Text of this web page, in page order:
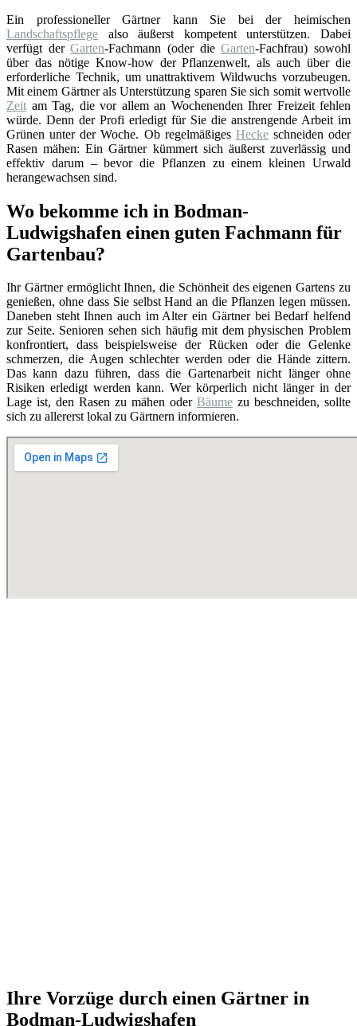
Ein professioneller Gärtner kann Sie bei der heimischen
Landschaftspflege also äußerst kompetent unterstützen. Dabei
verfügt derGarten-Fachmann (oder dieGarten-Fachfrau) sowohl
über das nötige Know-how der Pflanzenwelt, als auch über die
erforderliche Technik, um unattraktivem Wildwuchs vorzubeugen.
Mit einem Gärtner als Unterstützung sparen Sie sich somit wertvolle
Zeit am Tag, die vor allem an Wochenenden Ihrer Freizeit fehlen
würde. Denn der Profi erledigt für Sie die anstrengende Arbeit im
Grünen unter der Woche. Ob regelmäßiges Heckeschneiden oder
Rasen mähen: Ein Gärtner kümmert sich äußerst zuverlässig und
effektiv darum – bevor die Pflanzen zu einem kleinen Urwald
herangewachsen sind.
Wo bekomme ich in Bodman-
Ludwigshafen einen guten Fachmann für
Gartenbau?
Ihr Gärtner ermöglicht Ihnen, die Schönheit des eigenen Gartens zu
genießen, ohne dass Sie selbst Hand an die Pflanzen legen müssen.
Daneben steht Ihnen auch im Alter ein Gärtner bei Bedarf helfend
zur Seite. Senioren sehen sich häufig mit dem physischen Problem
konfrontiert, dass beispielsweise der Rücken oder die Gelenke
schmerzen, die Augen schlechter werden oder die Hände zittern.
Das kann dazu führen, dass die Gartenarbeit nicht länger ohne
Risiken erledigt werden kann. Wer körperlich nicht länger in der
Lage ist, den Rasen zu mähen oder Bäume zu beschneiden, sollte
sich zu allererst lokal zu Gärtnern informieren.
Ihre Vorzüge durch einen Gärtner in
Bodman-Ludwigshafen